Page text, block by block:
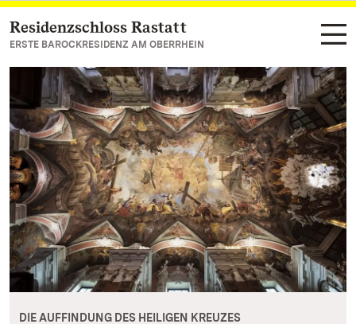
Zum Hauptinhalt springen
Residenzschloss Rastatt
ERSTE BAROCKRESIDENZ AM OBERRHEIN
DIE AUFFINDUNG DES HEILIGEN KREUZES